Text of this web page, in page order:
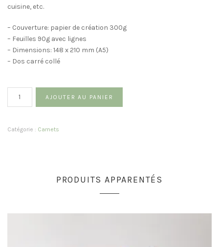
cuisine, etc.
– Couverture: papier de création 300g
– Feuilles 90g avec lignes
– Dimensions: 148 x 210 mm (A5)
– Dos carré collé
AJOUTER AU PANIER
Catégorie : Carnets
PRODUITS APPARENTÉS